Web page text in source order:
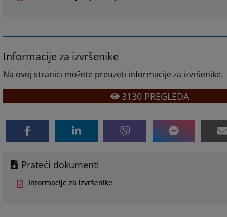
Informacije za izvršenike
Na ovoj stranici možete preuzeti informacije za izvršenike.
3130 PREGLEDA
Prateći dokumenti
Informacije za izvršenike